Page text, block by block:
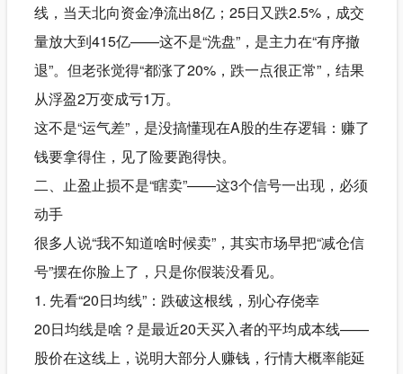
线，当天北向资金净流出8亿；25日又跌2.5%，成交
量放大到415亿——这不是“洗盘”，是主力在“有序撤
退”。但老张觉得“都涨了20%，跌一点很正常”，结果
从浮盈2万变成亏1万。
这不是“运气差”，是没搞懂现在A股的生存逻辑：赚了
钱要拿得住，见了险要跑得快。
二、止盈止损不是“瞎卖”——这3个信号一出现，必须
动手
很多人说“我不知道啥时候卖”，其实市场早把“减仓信
号”摆在你脸上了，只是你假装没看见。
1. 先看“20日均线”：跌破这根线，别心存侥幸
20日均线是啥？是最近20天买入者的平均成本线——
股价在这线上，说明大部分人赚钱，行情大概率能延